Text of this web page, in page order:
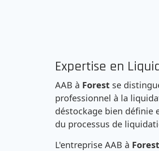
Expertise en
AAB à Forest se
professionnel à la
déstockage bien définie
du processus de
L'entreprise AAB à Forest